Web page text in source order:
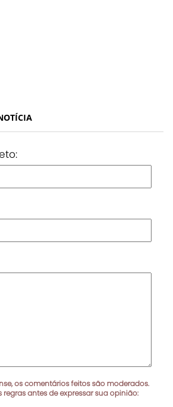
os comentários feitos são moderados.
regras antes de expressar sua opinião: